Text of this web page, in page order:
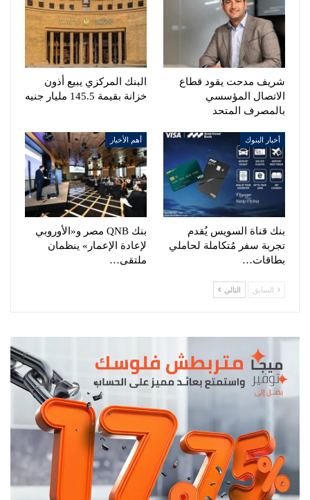
شريف مدحت يقود قطاع
الاتصال المؤسسي
بالمصرف المتحد
البنك المركزي يبيع أذون
خزانة بقيمة 145.5 مليار جنيه
أخبار البنوك
بنك قناة السويس يُقدم
تجربة سفر مُتكاملة لحاملي
بطاقات…
أهم الأخبار
بنك QNB مصر و«الأوروبي
لإعادة الإعمار» ينظمان
ملتقى…
السابق التالي